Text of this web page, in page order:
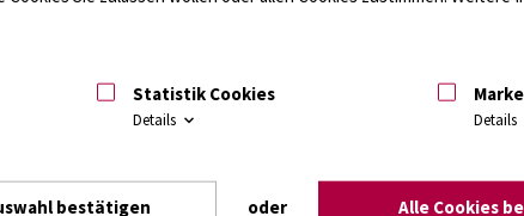
Statistik Cookies
Details Details
bestätigen oder Alle Cookies